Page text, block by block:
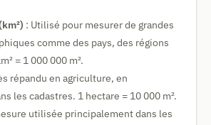
: Utilisé pour mesurer de grandes
comme des pays, des régions
= 1 000 000 m².
répandu en agriculture, en
les cadastres. 1 hectare = 10 000 m².
utilisée principalement dans les